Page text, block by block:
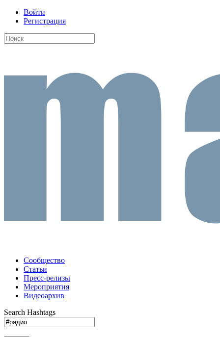
Войти
Регистрация
Сообщество
Статьи
Пресс-релизы
Мероприятия
Видеоархив
Search Hashtags